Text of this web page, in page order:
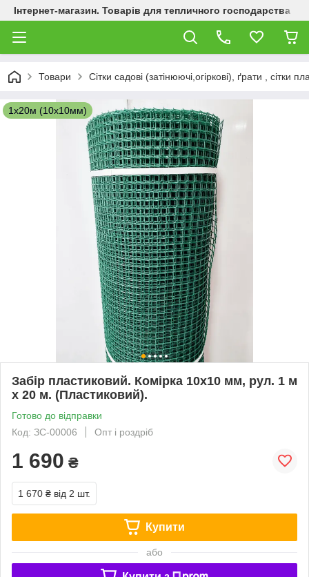
Інтернет-магазин. Товарів для тепличного господарства
Товари Сітки садові (затінюючі,огіркові), ґрати , сітки
1х20м (10х10мм)
Забір пластиковий. Комірка 10х10 мм, рул. 1 м
х 20 м. (Пластиковий).
Готово до відправки
Код: ЗС-00006
Опт і роздріб
1 690 ₴
1 670 ₴ від 2 шт.
Купити
або